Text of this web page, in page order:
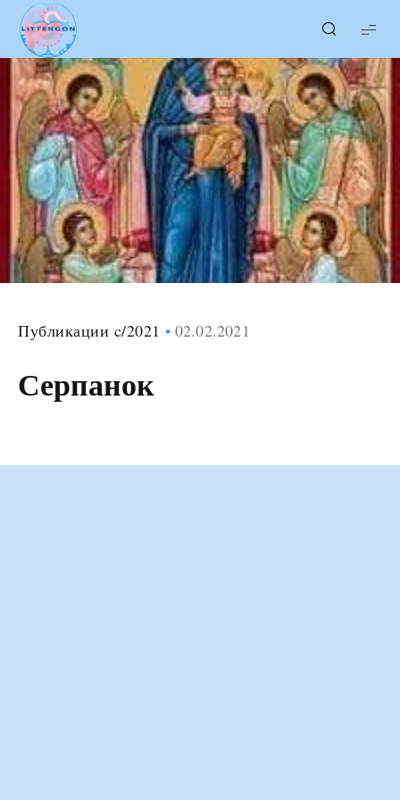
LITTERcon
Публикации c/2021 02.02.2021
Серпанок